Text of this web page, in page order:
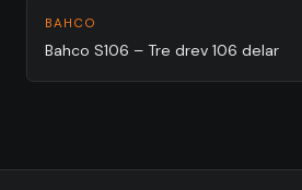
BAHCO
Bahco S106 – Tre drev 106 delar